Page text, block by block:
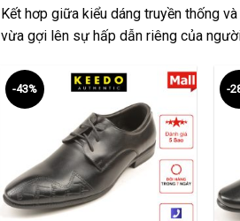
Kết hơp giữa kiểu dáng truyền thống
vừa gợi lên sự hấp dẫn riêng của
-43% -